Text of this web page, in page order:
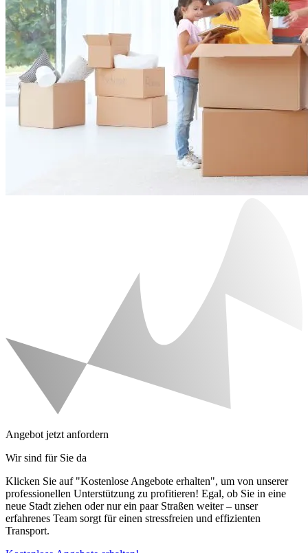
Angebot jetzt anfordern
Wir sind für Sie da
Klicken Sie auf "Kostenlose Angebote erhalten", um von unserer
professionellen Unterstützung zu profitieren! Egal, ob Sie in eine
neue Stadt ziehen oder nur ein paar Straßen weiter – unser
erfahrenes Team sorgt für einen stressfreien und effizienten
Transport.